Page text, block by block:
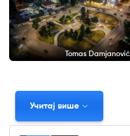
Tomas Damjanović
Учитај више